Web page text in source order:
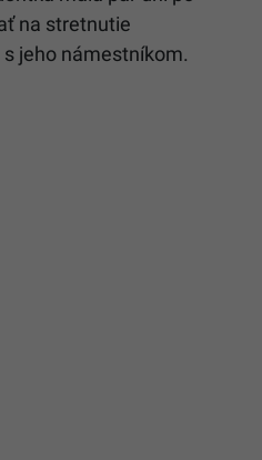
na stretnutie
jeho námestníkom.